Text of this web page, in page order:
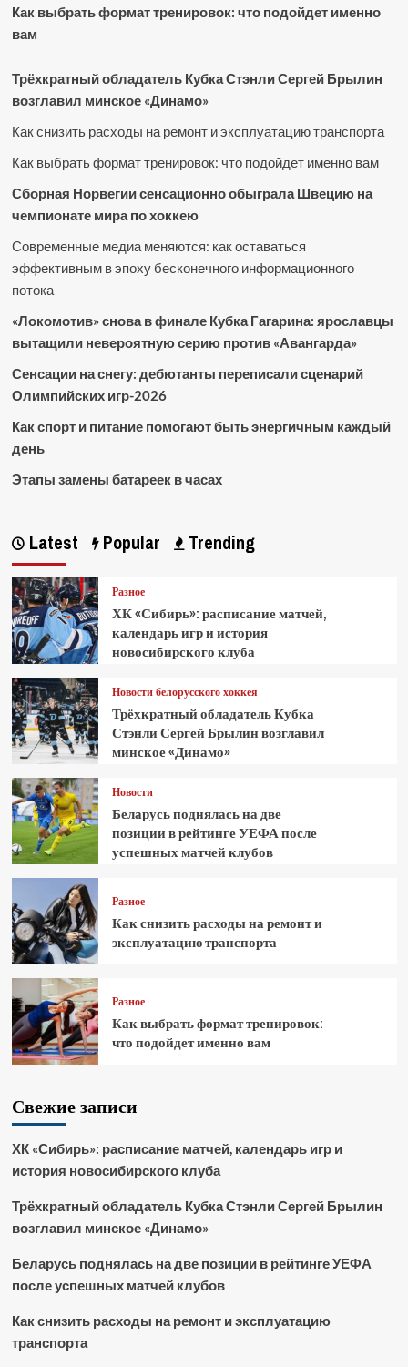
Как выбрать формат тренировок: что подойдет именно
вам
Трёхкратный обладатель Кубка Стэнли Сергей Брылин
возглавил минское «Динамо»
Как снизить расходы на ремонт и эксплуатацию транспорта
Как выбрать формат тренировок: что подойдет именно вам
Сборная Норвегии сенсационно обыграла Швецию на
чемпионате мира по хоккею
Современные медиа меняются: как оставаться
эффективным в эпоху бесконечного информационного
потока
«Локомотив» снова в финале Кубка Гагарина: ярославцы
вытащили невероятную серию против «Авангарда»
Сенсации на снегу: дебютанты переписали сценарий
Олимпийских игр-2026
Как спорт и питание помогают быть энергичным каждый
день
Этапы замены батареек в часах
Latest Popular Trending
Разное
ХК «Сибирь»: расписание матчей,
календарь игр и история
новосибирского клуба
Новости белорусского хоккея
Трёхкратный обладатель Кубка
Стэнли Сергей Брылин возглавил
минское «Динамо»
Новости
Беларусь поднялась на две
позиции в рейтинге УЕФА после
успешных матчей клубов
Разное
Как снизить расходы на ремонт и
эксплуатацию транспорта
Разное
Как выбрать формат тренировок:
что подойдет именно вам
Свежие записи
ХК «Сибирь»: расписание матчей, календарь игр и
история новосибирского клуба
Трёхкратный обладатель Кубка Стэнли Сергей Брылин
возглавил минское «Динамо»
Беларусь поднялась на две позиции в рейтинге УЕФА
после успешных матчей клубов
Как снизить расходы на ремонт и эксплуатацию
транспорта